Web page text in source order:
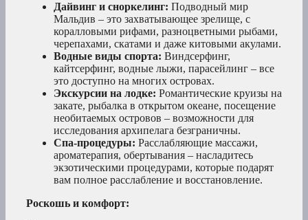
Дайвинг и сноркелинг: Подводный мир
Мальдив – это захватывающее зрелище, с
коралловыми рифами, разноцветными рыбами,
черепахами, скатами и даже китовыми акулами.
Водные виды спорта: Виндсерфинг,
кайтсерфинг, водные лыжи, парасейлинг – все
это доступно на многих островах.
Экскурсии на лодке: Романтические круизы на
закате, рыбалка в открытом океане, посещение
необитаемых островов – возможности для
исследования архипелага безграничны.
Спа-процедуры: Расслабляющие массажи,
ароматерапия, обертывания – насладитесь
экзотическими процедурами, которые подарят
вам полное расслабление и восстановление.
Роскошь и комфорт: